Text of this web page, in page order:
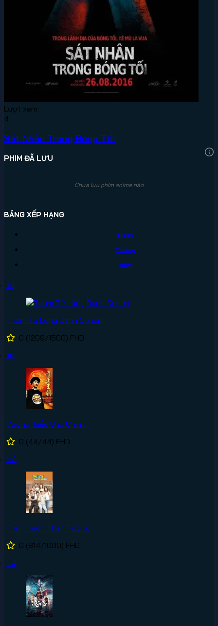
Lượt xem:
4
Sát Nhân Trong Bóng Tối
PHIM ĐÃ LƯU
Chưa lưu phim anime nào
BẢNG XẾP HẠNG
Ngày
Tháng
Năm
#1
Thám Tử Lừng Danh Conan
0 (1209/1500) FHD
#2
Vương Triều Ung Chính
0 (44/44) FHD
#3
Thử Thách Thần Tượng
0 (814/1000) FHD
#4